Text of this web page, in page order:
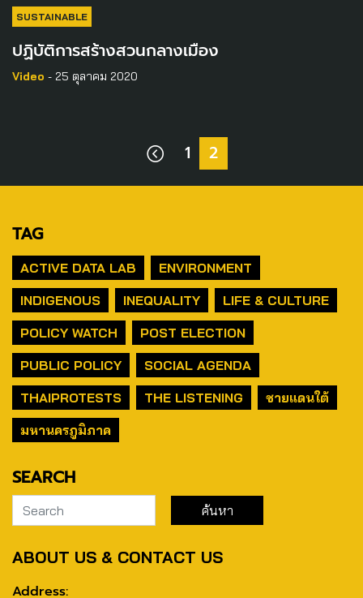
SUSTAINABLE
ปฏิบัติการสร้างสวนกลางเมือง
Video - 25 ตุลาคม 2020
1 2
TAG
ACTIVE DATA LAB
ENVIRONMENT
INDIGENOUS
INEQUALITY
LIFE & CULTURE
POLICY WATCH
POST ELECTION
PUBLIC POLICY
SOCIAL AGENDA
THAIPROTESTS
THE LISTENING
ชายแดนใต้
มหานครภูมิภาค
SEARCH
ABOUT US & CONTACT US
Address: